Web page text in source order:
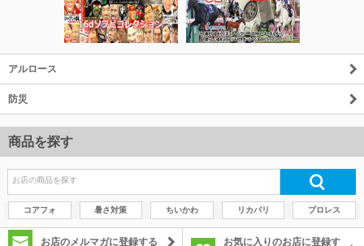
アルロース
防災
商品を探す
コアフォ 暑さ対策 ちいかわ リカバリ プロレス
お店のメルマガに登録する
お気に入りのお店に登録す